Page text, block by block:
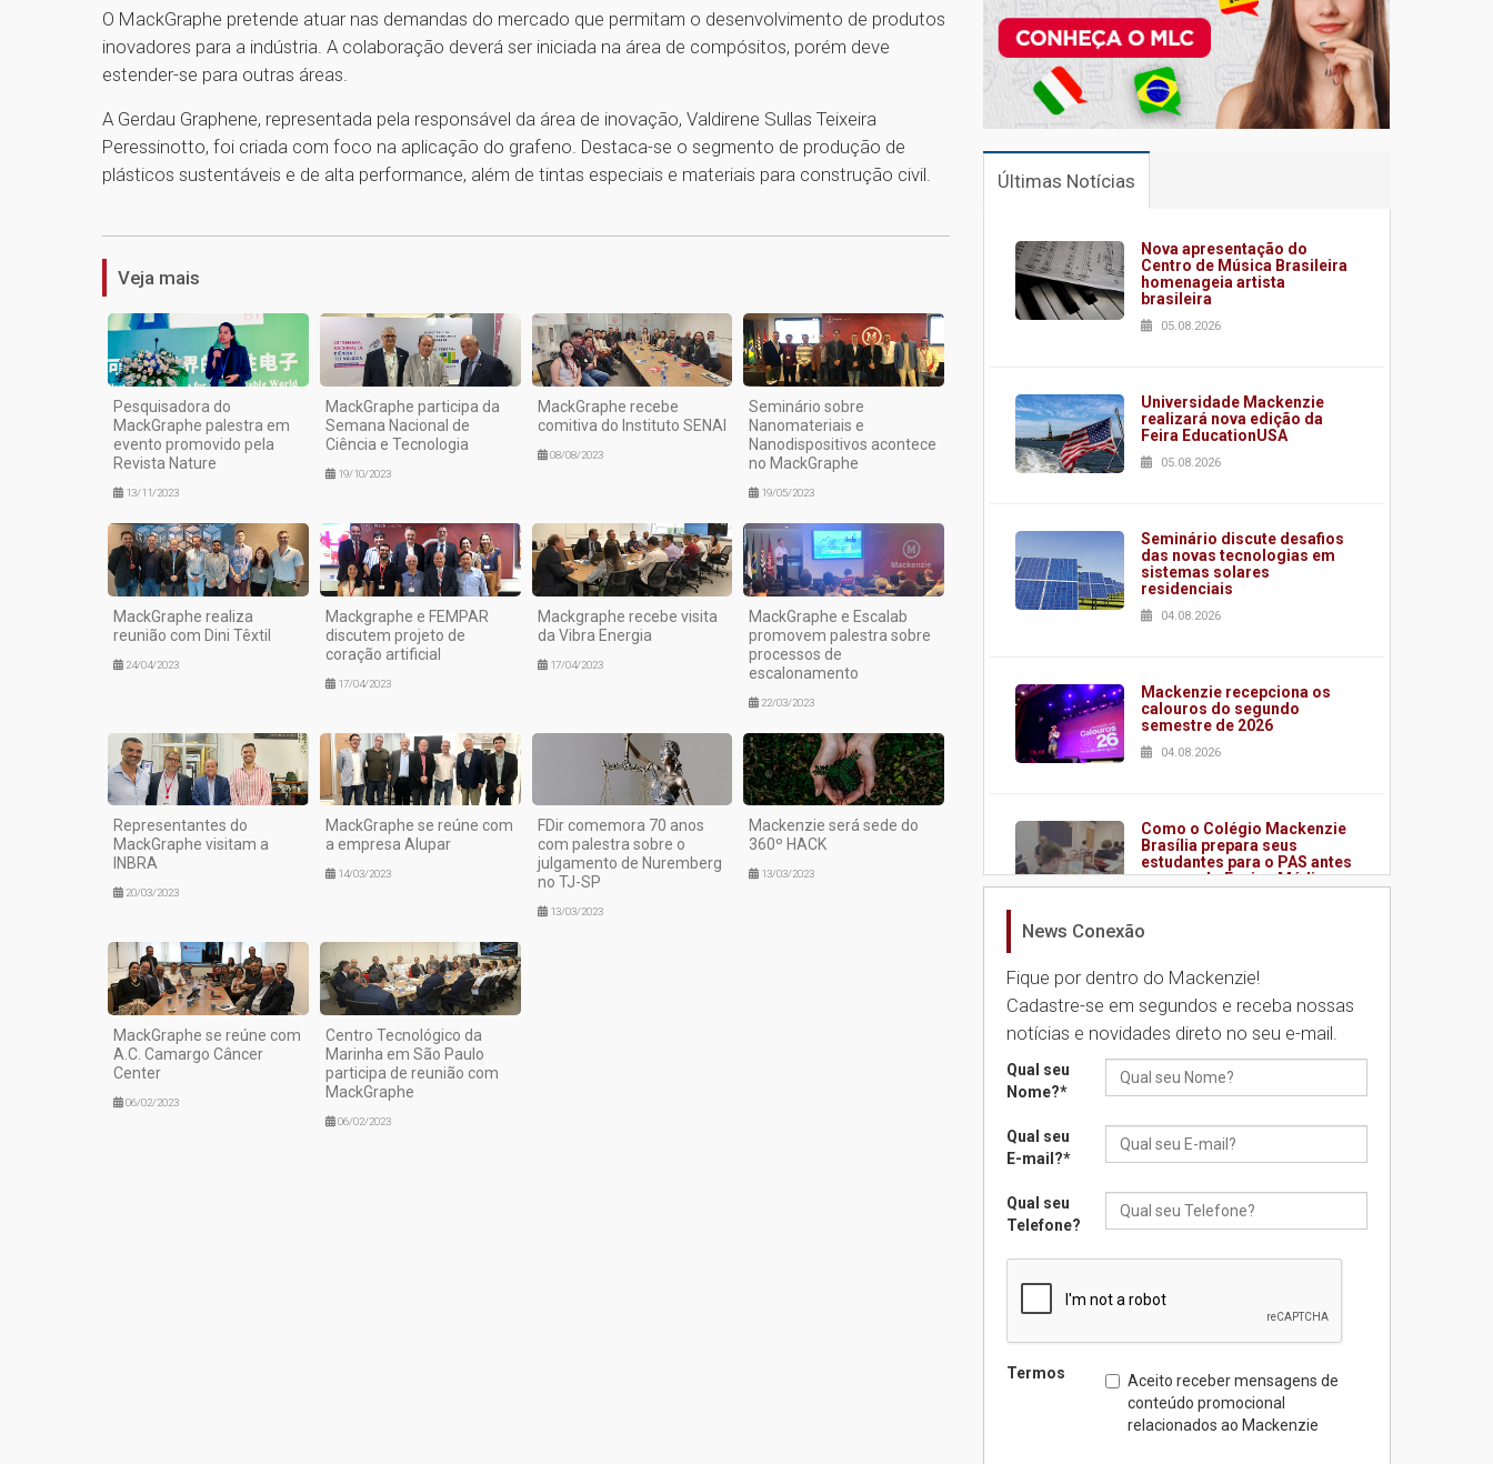
O MackGraphe pretende atuar nas demandas do mercado que permitam o desenvolvimento de produtos
inovadores para a indústria. A colaboração deverá ser iniciada na área de compósitos, porém deve
estender-se para outras áreas.
A Gerdau Graphene, representada pela responsável da área de inovação, Valdirene Sullas Teixeira
Peressinotto, foi criada com foco na aplicação do grafeno. Destaca-se o segmento de produção de
plásticos sustentáveis e de alta performance, além de tintas especiais e materiais para construção civil.
1
Veja mais
Pesquisadora do
MackGraphe palestra em
evento promovido pela
Revista Nature
13/11/2023
MackGraphe participa da
Semana Nacional de
Ciência e Tecnologia
19/10/2023
MackGraphe recebe
comitiva do Instituto SENAI
08/08/2023
Seminário sobre
Nanomateriais e
Nanodispositivos acontece
no MackGraphe
19/05/2023
MackGraphe realiza
reunião com Dini Têxtil
24/04/2023
Mackgraphe e FEMPAR
discutem projeto de
coração artificial
17/04/2023
Mackgraphe recebe visita
da Vibra Energia
17/04/2023
MackGraphe e Escalab
promovem palestra sobre
processos de
escalonamento
22/03/2023
Representantes do
MackGraphe visitam a
INBRA
20/03/2023
MackGraphe se reúne com
a empresa Alupar
14/03/2023
FDir comemora 70 anos
com palestra sobre o
julgamento de Nuremberg
no TJ-SP
13/03/2023
Mackenzie será sede do
360º HACK
13/03/2023
MackGraphe se reúne com
A.C. Camargo Câncer
Center
06/02/2023
Centro Tecnológico da
Marinha em São Paulo
participa de reunião com
MackGraphe
06/02/2023
Últimas Notícias
Nova apresentação do
Centro de Música Brasileira
homenageia artista
brasileira
05.08.2026
Universidade Mackenzie
realizará nova edição da
Feira EducationUSA
05.08.2026
Seminário discute desafios
das novas tecnologias em
sistemas solares
residenciais
04.08.2026
Mackenzie recepciona os
calouros do segundo
semestre de 2026
04.08.2026
Como o Colégio Mackenzie
Brasília prepara seus
estudantes para o PAS antes
mesmo do Ensino Médio
Como os pais podem investir
na educação dos filhos além
da escola
04.08.2026
Transformadora reúne
docentes para debater
inovação e desafios da
04.08.2026
finalista do Prêmio Jabuti
com obra sobre ética e
arquitetura contemporânea
News Conexão
Fique por dentro do Mackenzie!
Cadastre-se em segundos e receba nossas
notícias e novidades direto no seu e-mail.
Qual seu
Nome?*
Qual seu
E-mail?*
Qual seu
Telefone?
Termos
Aceito receber mensagens de
conteúdo promocional
relacionados ao Mackenzie